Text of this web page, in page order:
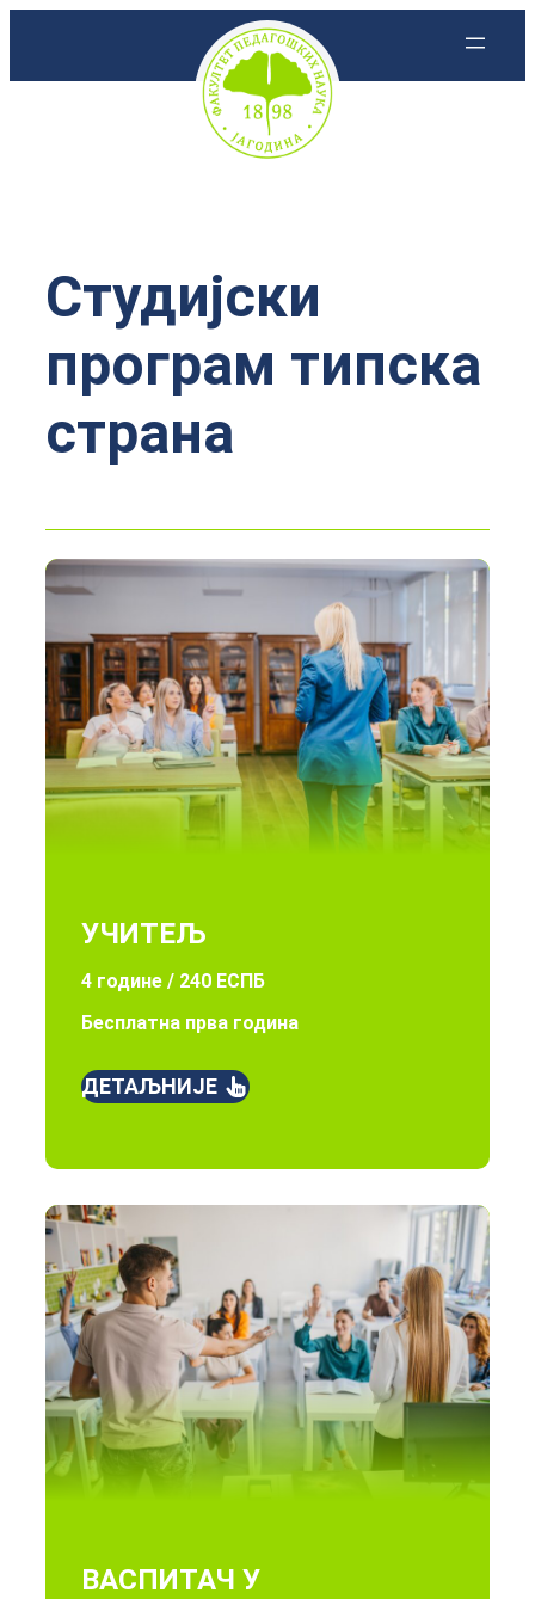
Студијски
програм типска
страна
УЧИТЕЉ
4 године / 240 ЕСПБ
Бесплатна прва година
ДЕТАЉНИЈЕ
ВАСПИТАЧ У